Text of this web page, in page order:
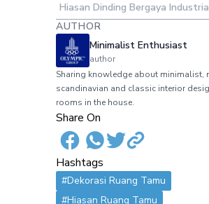
Cek 9
Hiasan Dinding Bergaya
AUTHOR
Minimalist Enthusiast
author
Sharing knowledge about minimalist,
scandinavian and classic interior
rooms in the house.
Share On
Hashtags
#Dekorasi Ruang Tamu
#Hiasan Ruang Tamu